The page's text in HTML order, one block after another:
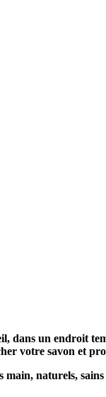
dans un endroit
votre savon et
naturels, sains